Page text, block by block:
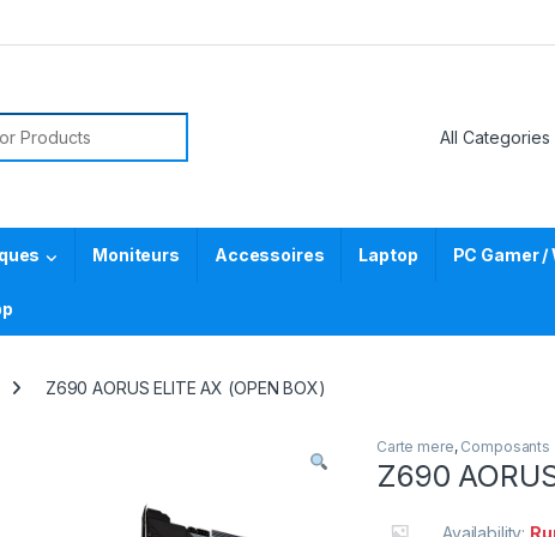
Moniteurs Accessoires Laptop PC Gamer
Z690 AORUS ELITE AX (OPEN BOX)
Carte mere, Composants
Z690
Availability: